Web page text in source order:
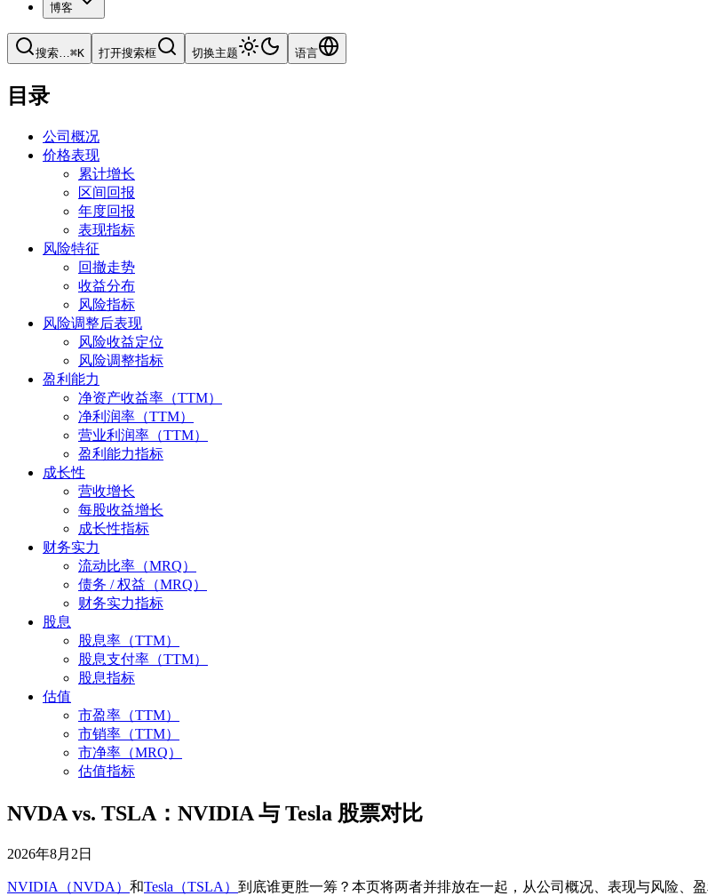
博客
搜索…⌘K 打开搜索框 切换主题 语言
目录
公司概况
价格表现
累计增长
区间回报
年度回报
表现指标
风险特征
回撤走势
收益分布
风险指标
风险调整后表现
风险收益定位
风险调整指标
盈利能力
净资产收益率（TTM）
净利润率（TTM）
营业利润率（TTM）
盈利能力指标
成长性
营收增长
每股收益增长
成长性指标
财务实力
流动比率（MRQ）
债务 / 权益（MRQ）
财务实力指标
股息
股息率（TTM）
股息支付率（TTM）
股息指标
估值
市盈率（TTM）
市销率（TTM）
市净率（MRQ）
估值指标
NVDA vs. TSLA：NVIDIA 与 Tesla 股票对比
2026年8月2日
NVIDIA（NVDA） 和Tesla（TSLA） 到底谁更胜一筹？本页将两者并排放在一起，从公司概况、表现与风险、